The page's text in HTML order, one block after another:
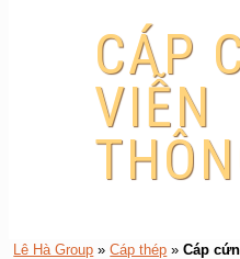
CÁP
VIỄN
Lê Hà Group »Cáp thép »Cáp